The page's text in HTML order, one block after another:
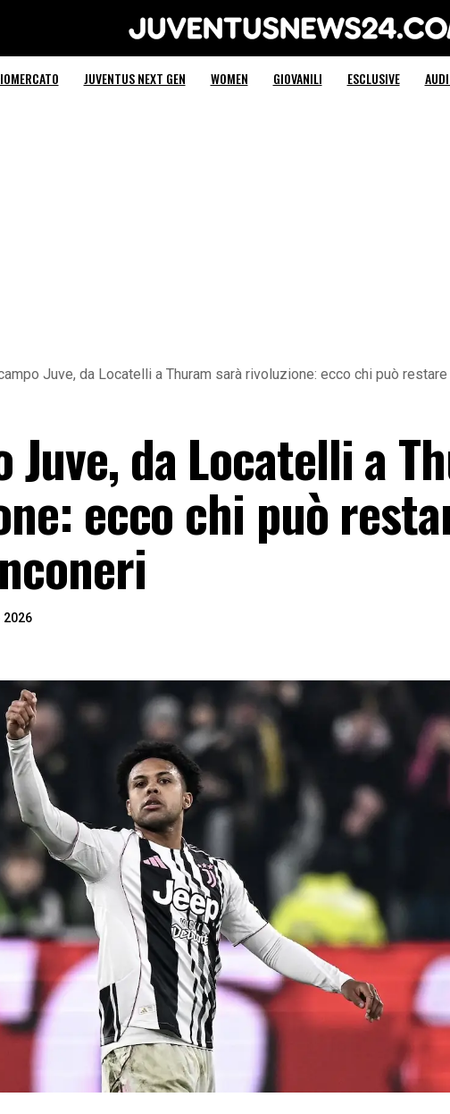
Juventus News 24
JUVENTUS NEXT GEN WOMEN GIOVANILI ESCLUSIVE
Juve, da Locatelli a Thuram sarà rivoluzione: ecco chi può
Juve, da Locatelli a
ecco chi può
2026